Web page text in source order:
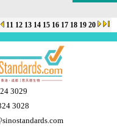
11 12 13 14 15 16 17 18 19 20
3029
3028